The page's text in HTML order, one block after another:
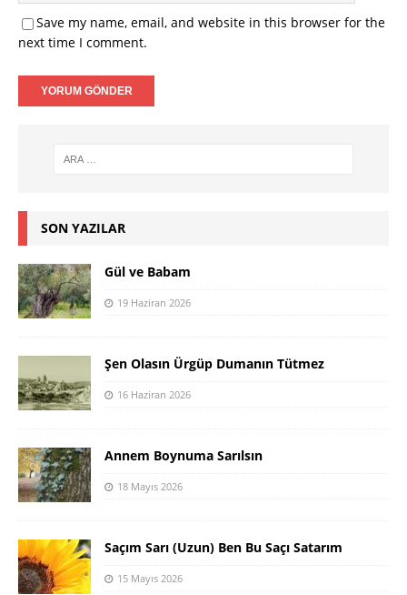
Save my name, email, and website in this browser for the
next time I comment.
SON YAZILAR
Gül ve Babam
19 Haziran 2026
Şen Olasın Ürgüp Dumanın Tütmez
16 Haziran 2026
Annem Boynuma Sarılsın
18 Mayıs 2026
Saçım Sarı (Uzun) Ben Bu Saçı Satarım
15 Mayıs 2026